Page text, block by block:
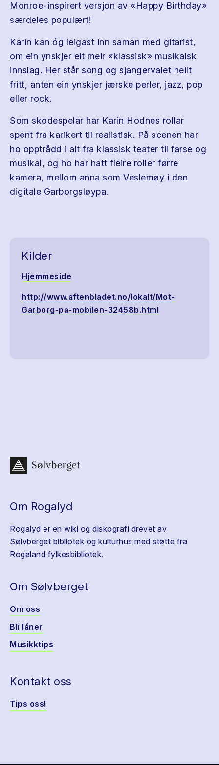
Monroe-inspirert versjon av «Happy Birthday»
særdeles populært!
Karin kan óg leigast inn saman med gitarist,
om ein ynskjer eit meir «klassisk» musikalsk
innslag. Her står song og sjangervalet heilt
fritt, anten ein ynskjer jærske perler, jazz, pop
eller rock.
Som skodespelar har Karin Hodnes rollar
spent fra karikert til realistisk. På scenen har
ho opptrådd i alt fra klassisk teater til farse og
musikal, og ho har hatt fleire roller førre
kamera, mellom anna som Veslemøy i den
digitale Garborgsløypa.
Kilder
Hjemmeside
http://www.aftenbladet.no/lokalt/Mot-
Garborg-pa-mobilen-32458b.html
Om Rogalyd
Rogalyd er en wiki og diskografi drevet av
Sølvberget bibliotek og kulturhus med støtte fra
Rogaland fylkesbibliotek.
Om Sølvberget
Om oss
Bli låner
Musikktips
Kontakt oss
Tips oss!